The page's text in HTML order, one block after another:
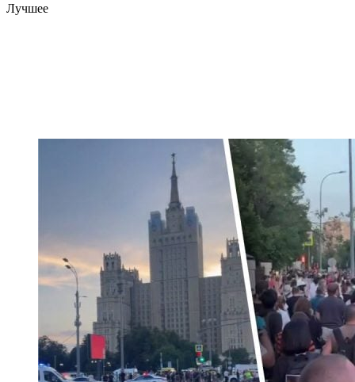
Лучшее